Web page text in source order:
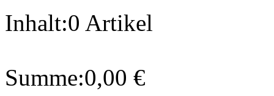
Inhalt:0 Artikel
Summe:0,00 €